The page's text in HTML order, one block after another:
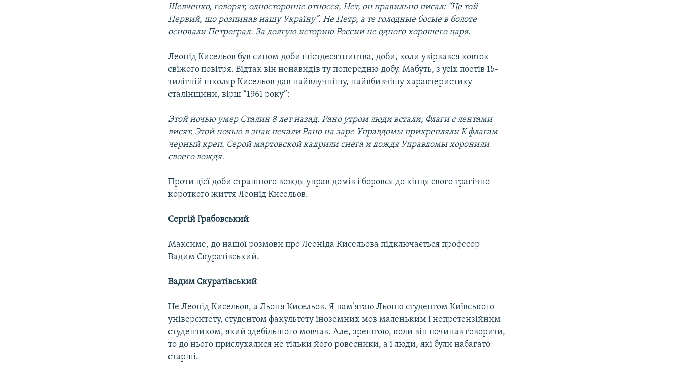
Шевченко, говорят, односторонне относся, Нет, он правильно писал: “Це той
Первий, що розпинав нашу Україну”. Не Петр, а те голодные босые в болоте
основали Петроград. За долгую историю России не одного хорошего царя.
Леонід Кисельов був сином доби шістдесятництва, доби, коли увірвався ковток
свіжого повітря. Відтак він ненавидів ту попередню добу. Мабуть, з усіх поетів 15-
тилітній школяр Кисельов дав найвлучнішу, найвбивчішу характеристику
сталінщини, вірш “1961 року”:
Этой ночью умер Сталин 8 лет назад. Рано утром люди встали, Флаги с лентами
висят. Этой ночью в знак печали Рано на заре Управдомы прикрепляли К флагам
черный креп. Серой мартовской кадрили снега и дождя Управдомы хоронили
своего вождя.
Проти цієї доби страшного вождя управ домів і боровся до кінця свого трагічно
короткого життя Леонід Кисельов.
Сергій Грабовський
Максиме, до нашої розмови про Леоніда Кисельова підключається професор
Вадим Скуратівський.
Вадим Скуратівський
Не Леонід Кисельов, а Льоня Кисельов. Я пам’ятаю Льоню студентом Київського
університету, студентом факультету іноземних мов маленьким і непретензійним
студентиком, який здебільшого мовчав. Але, зрештою, коли він починав говорити,
то до нього прислухалися не тільки його ровесники, а і люди, які були набагато
старші.